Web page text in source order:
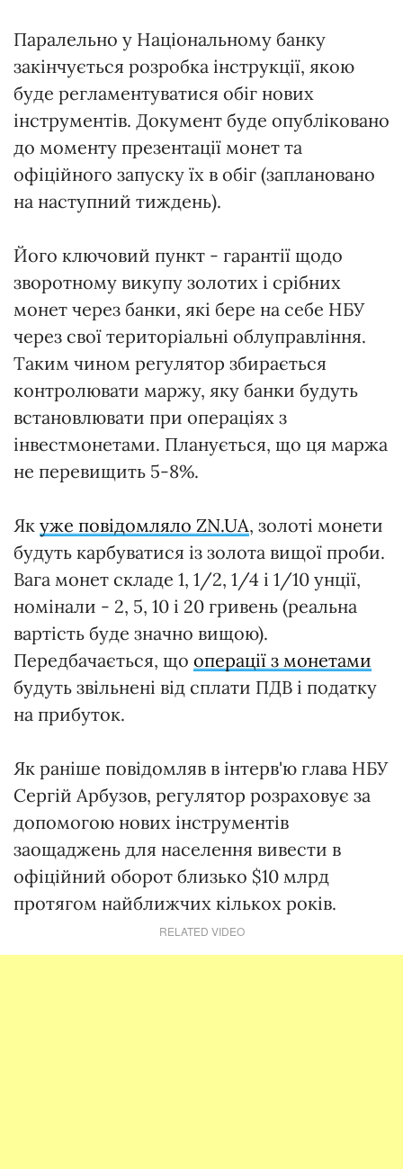
Паралельно у Національному банку
закінчується розробка інструкції, якою
буде регламентуватися обіг нових
інструментів. Документ буде опубліковано
до моменту презентації монет та
офіційного запуску їх в обіг (заплановано
на наступний тиждень).
Його ключовий пункт - гарантії щодо
зворотному викупу золотих і срібних
монет через банки, які бере на себе НБУ
через свої територіальні облуправління.
Таким чином регулятор збирається
контролювати маржу, яку банки будуть
встановлювати при операціях з
інвестмонетами. Планується, що ця маржа
не перевищить 5-8%.
Як уже повідомляло ZN.UA, золоті монети
будуть карбуватися із золота вищої проби.
Вага монет складе 1, 1/2, 1/4 і 1/10 унції,
номінали - 2, 5, 10 і 20 гривень (реальна
вартість буде значно вищою).
Передбачається, що операції з монетами
будуть звільнені від сплати ПДВ і податку
на прибуток.
Як раніше повідомляв в інтерв'ю глава НБУ
Сергій Арбузов, регулятор розраховує за
допомогою нових інструментів
заощаджень для населення вивести в
офіційний оборот близько $10 млрд
протягом найближчих кількох років.
RELATED VIDEO